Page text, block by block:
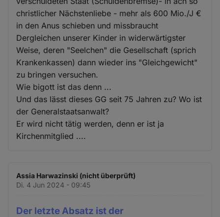
christlicher Nächstenliebe - mehr als 600 Mio./J €
in den Anus schieben und missbraucht
Dergleichen unserer Kinder in widerwärtigster
Weise, deren "Seelchen" die Gesellschaft (sprich
Krankenkassen) dann wieder ins "Gleichgewicht"
zu bringen versuchen.
Wie bigott ist das denn ...
Und das lässt dieses GG seit 75 Jahren zu? Wo ist
der Generalstaatsanwalt?
Er wird nicht tätig werden, denn er ist ja
Kirchenmitglied ....
Assia Harwazinski (nicht überprüft)
Di. 4 Jun 2024 - 09:45
Der letzte Absatz ist der